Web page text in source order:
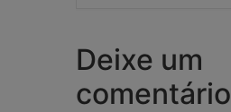
Deixe um
comentário